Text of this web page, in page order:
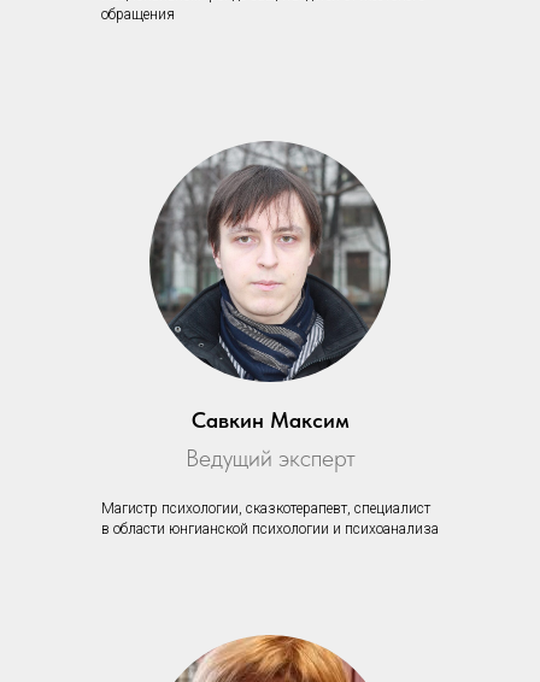
обращения
Савкин Максим
Ведущий эксперт
Магистр психологии, сказкотерапевт, специалист
в области юнгианской психологии и психоанализа